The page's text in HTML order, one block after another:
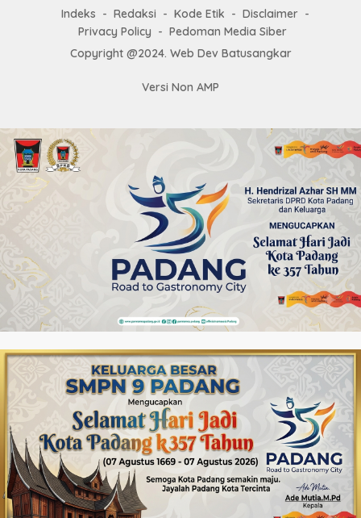
Indeks Redaksi Kode Etik
Disclaimer
Privacy Policy
Pedoman Media Siber
Copyright @2024. Web Dev Batusangkar
Versi Non AMP